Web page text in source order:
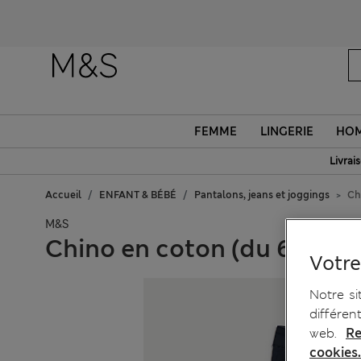
FEMME LINGERIE
Accueil ENFANT & BÉBÉ Pantalons, jeans et joggings
M&S
Chino en coton (du 6 au
Notre
web.
cookies.